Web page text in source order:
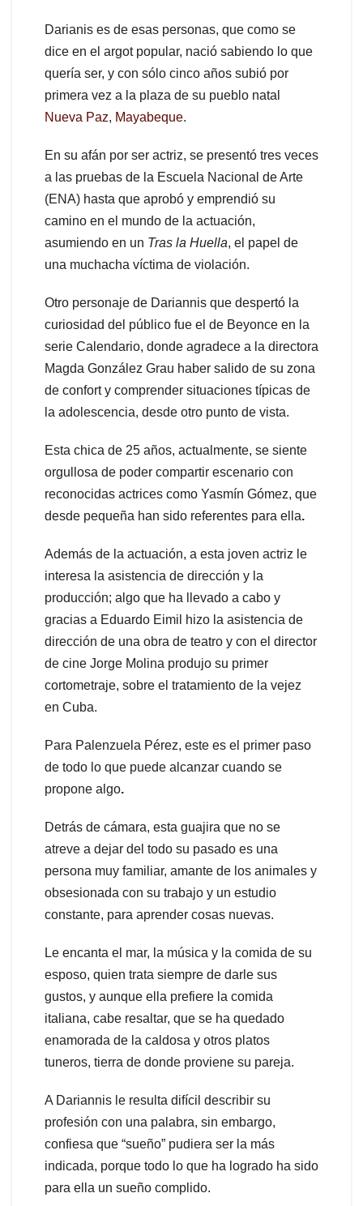
Darianis es de esas personas, que como se
dice en el argot popular, nació sabiendo lo que
quería ser, y con sólo cinco años subió por
primera vez a la plaza de su pueblo natal
Nueva Paz, Mayabeque.
En su afán por ser actriz, se presentó tres veces
a las pruebas de la Escuela Nacional de Arte
(ENA) hasta que aprobó y emprendió su
camino en el mundo de la actuación,
asumiendo en un Tras la Huella, el papel de
una muchacha víctima de violación.
Otro personaje de Dariannis que despertó la
curiosidad del público fue el de Beyonce en la
serie Calendario, donde agradece a la directora
Magda González Grau haber salido de su zona
de confort y comprender situaciones típicas de
la adolescencia, desde otro punto de vista.
Esta chica de 25 años, actualmente, se siente
orgullosa de poder compartir escenario con
reconocidas actrices como Yasmín Gómez, que
desde pequeña han sido referentes para ella.
Además de la actuación, a esta joven actriz le
interesa la asistencia de dirección y la
producción; algo que ha llevado a cabo y
gracias a Eduardo Eimil hizo la asistencia de
dirección de una obra de teatro y con el director
de cine Jorge Molina produjo su primer
cortometraje, sobre el tratamiento de la vejez
en Cuba.
Para Palenzuela Pérez, este es el primer paso
de todo lo que puede alcanzar cuando se
propone algo.
Detrás de cámara, esta guajira que no se
atreve a dejar del todo su pasado es una
persona muy familiar, amante de los animales y
obsesionada con su trabajo y un estudio
constante, para aprender cosas nuevas.
Le encanta el mar, la música y la comida de su
esposo, quien trata siempre de darle sus
gustos, y aunque ella prefiere la comida
italiana, cabe resaltar, que se ha quedado
enamorada de la caldosa y otros platos
tuneros, tierra de donde proviene su pareja.
A Dariannis le resulta difícil describir su
profesión con una palabra, sin embargo,
confiesa que “sueño” pudiera ser la más
indicada, porque todo lo que ha logrado ha sido
para ella un sueño complido.